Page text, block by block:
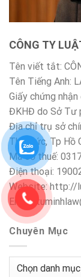
CÔNG TY
Tên viết tắt:
Tên Tiếng Anh:
Giấy chứng
ĐKHĐ do Sở Tư
Địa chỉ trụ sở
Thủ Đức, Tp Hồ
Mã số thuế:
Điện thoại:
Website: http://
Email:
Chuyên Mục
Chuyên